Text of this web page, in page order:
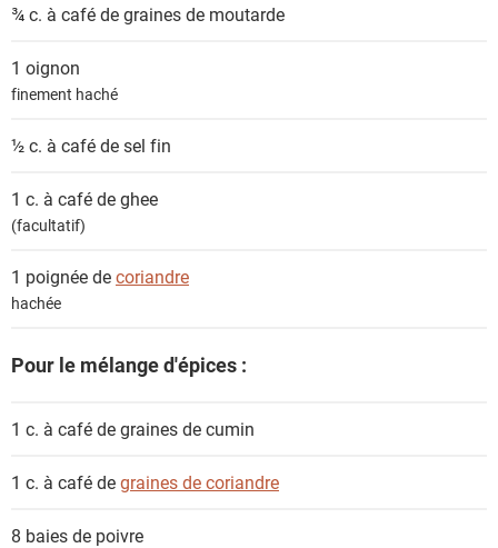
s
¾ c. à café de graines de moutarde
1 oignon
finement haché
½ c. à café desel fin
1 c. à café deghee
(facultatif)
1 poignée decoriandre
hachée
Pour le mélange d'épices :
1 c. à café degraines de cumin
1 c. à café degraines de coriandre
8 baies de poivre